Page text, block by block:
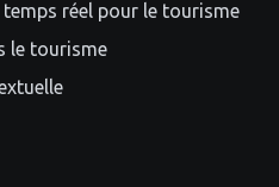
réel pour le tourisme
le tourisme